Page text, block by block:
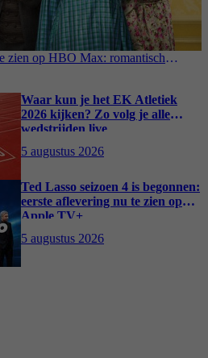
zien op HBO Max: romantisch
Waar kun je het EK Atletiek
2026 kijken? Zo volg je alle
wedstrijden live
5 augustus 2026
Ted Lasso seizoen 4 is begonnen:
eerste aflevering nu te zien op
Apple TV+
5 augustus 2026